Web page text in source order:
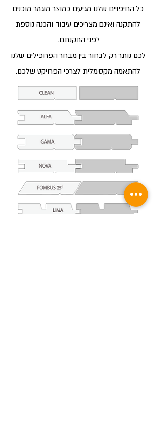
כל החיפויים שלנו מגיעים כמוצר מוגמר מוכנים
להתקנה ואינם מצריכים עיבוד והכנה נוספת
לפני התקנתם.
לכם נותר רק לבחור בין מבחר הפרופילים שלנו
להתאמה מקסימלית לצרכי הפרויקט שלכם.